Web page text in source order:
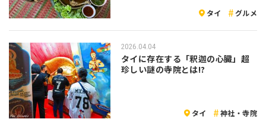
タイ グルメ
2026.04.04
タイに存在する「釈迦の心臓」超
珍しい謎の寺院とは!?
タイ 神社・寺院